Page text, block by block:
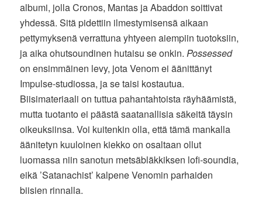
albumi, jolla Cronos, Mantas ja Abaddon soittivat
yhdessä. Sitä pidettiin ilmestymisensä aikaan
pettymyksenä verrattuna yhtyeen aiempiin tuotoksiin,
ja aika ohutsoundinen hutaisu se onkin.Possessed
on ensimmäinen levy, jota Venom ei äänittänyt
Impulse-studiossa, ja se taisi kostautua.
Biisimateriaali on tuttua pahantahtoista räyhäämistä,
mutta tuotanto ei päästä saatanallisia säkeitä täysin
oikeuksiinsa. Voi kuitenkin olla, että tämä mankalla
äänitetyn kuuloinen kiekko on osaltaan ollut
luomassa niin sanotun metsäbläkkiksen lofi-soundia,
eikä ’Satanachist’ kalpene Venomin parhaiden
biisien rinnalla.